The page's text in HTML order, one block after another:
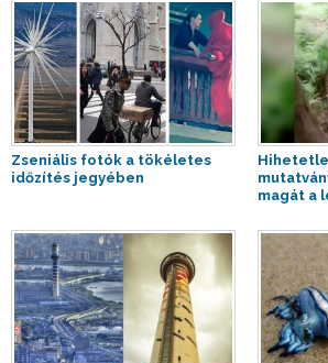
Zseniális fotók a tökéletes
időzítés jegyében
magát a